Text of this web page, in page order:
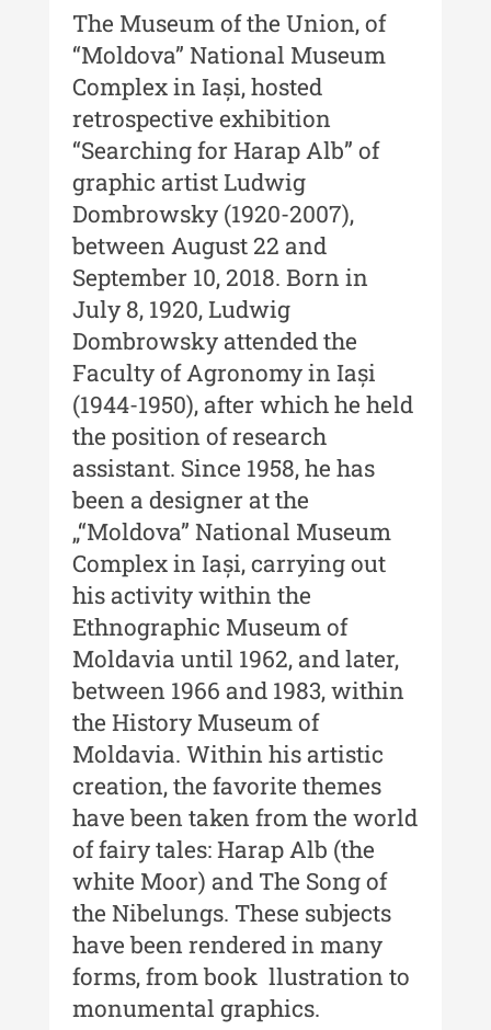
Buletinul ”Ioan Neculce” al
Muzeului de Istorie a Moldovei -
XXIII / 2017
Buletinul ”Ioan Neculce” al
Muzeului de Istorie a Moldovei -
XXII / 2016
Indexul Complet
Anuarul Muzeului Etnografic al
Moldovei
Anuarul Muzeului Etnografic al
Moldovei - XXII / 2022
Anuarul Muzeului Etnografic al
Moldovei - XXI / 2021
Anuarul Muzeului Etnografic al
Moldovei - XX / 2020
Indexul Complet
Buletinul Muzeului Științei și
Tehnicii ”Ștefan Procopiu”
Buletinul Muzeului Științei și
Tehnicii ”Ștefan Procopiu” - An
XV / Nr. 15 / 2021
Buletinul Muzeului Științei și
Tehnicii ”Ștefan Procopiu” - An
XIV / Nr. 14 / 2020
Buletinul Muzeului Științei și
Tehnicii ”Ștefan Procopiu” - An
XII / Nr. 13 / 2019
Indexul Complet
Buletinul Centrului de Cercetare și
The Museum of the Union, of
“Moldova” National Museum
Complex in Iași, hosted
retrospective exhibition
“Searching for Harap Alb” of
graphic artist Ludwig
Dombrowsky (1920-2007),
between August 22 and
September 10, 2018. Born in
July 8, 1920, Ludwig
Dombrowsky attended the
Faculty of Agronomy in Iași
(1944-1950), after which he held
the position of research
assistant. Since 1958, he has
been a designer at the
„“Moldova” National Museum
Complex in Iași, carrying out
his activity within the
Ethnographic Museum of
Moldavia until 1962, and later,
between 1966 and 1983, within
the History Museum of
Moldavia. Within his artistic
creation, the favorite themes
have been taken from the world
of fairy tales: Harap Alb (the
white Moor) and The Song of
the Nibelungs. These subjects
have been rendered in many
forms, from book llustration to
monumental graphics.